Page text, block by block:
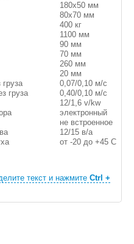
180х50 мм
80х70 мм
400 кг
1100 мм
90 мм
70 мм
260 мм
20 мм
0,07/0,10 м/с
груза
0,40/0,10 м/с
12/1,6 v/kw
электронный
не встроенное
12/15 в/а
от -20 до +45 С
текст и нажмите Ctrl +